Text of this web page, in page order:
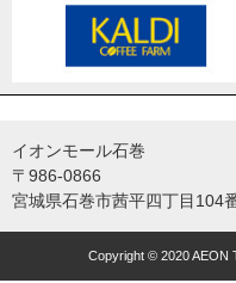
イオンモール石巻
〒986-0866
宮城県石巻市茜平四丁目104
Copyright © 2020 AEON